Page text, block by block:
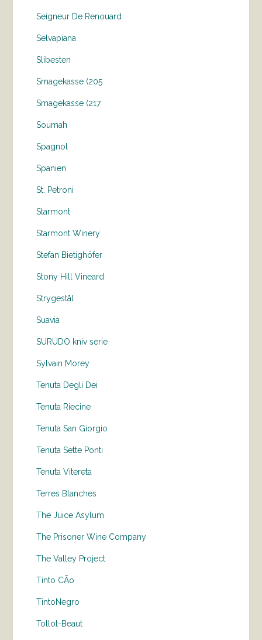
Seigneur De Renouard
Selvapiana
Slibesten
Smagekasse (205
Smagekasse (217
Soumah
Spagnol
Spanien
St. Petroni
Starmont
Starmont Winery
Stefan Bietighöfer
Stony Hill Vineard
Strygestål
Suavia
SURUDO kniv serie
Sylvain Morey
Tenuta Degli Dei
Tenuta Riecine
Tenuta San Giorgio
Tenuta Sette Ponti
Tenuta Vitereta
Terres Blanches
The Juice Asylum
The Prisoner Wine Company
The Valley Project
Tinto CÃo
TintoNegro
Tollot-Beaut